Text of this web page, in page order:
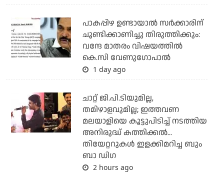
പാകപ്പിഴ ഉണ്ടായാല്‍ സര്‍ക്കാരിന്
ചൂണ്ടിക്കാണിച്ചു തിരുത്തിക്കും:
വന്ദേ മാതരം വിഷയത്തില്‍
കെ.സി വേണുഗോപാല്‍
1 day ago
ചാറ്റ് ജി.പി.ടിയുമില്ല,
തമിഴാളവുമില്ല; ഇത്തവണ
മലയാളിയെ കൂട്ടുപിടിച്ച് നടത്തിയ
അനിരുദ്ധ് കത്തിക്കല്‍...
തിയേറ്ററുകള്‍ ഇളക്കിമറിച്ച ബും
ബാ ഡിഗ
2 hours ago